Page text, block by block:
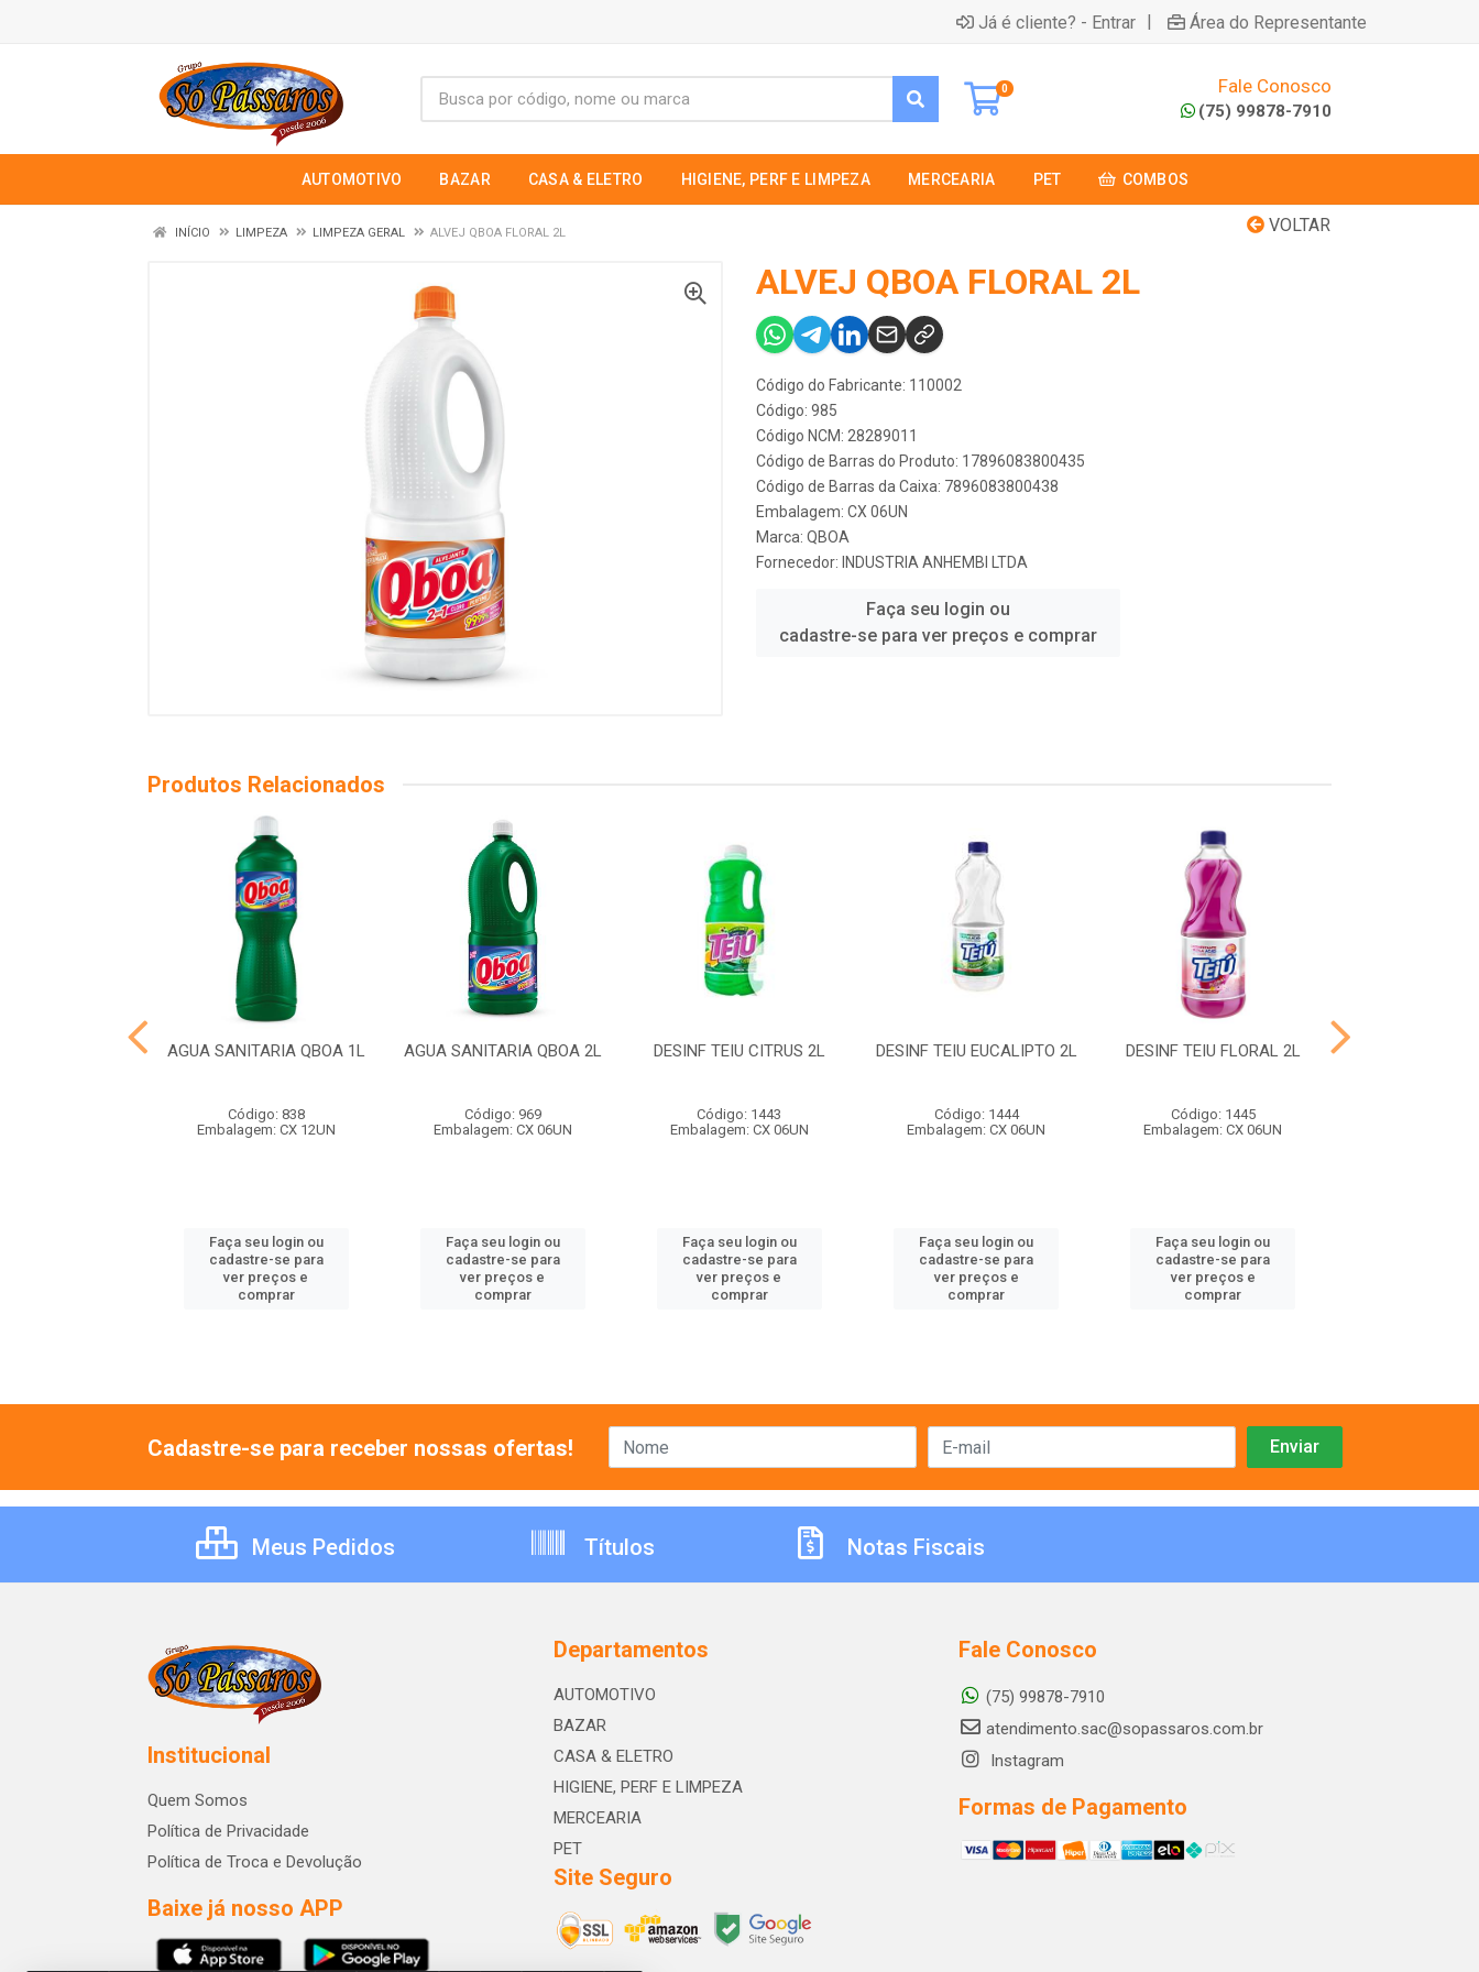
Já é cliente? - Entrar | Área do Representante
0 Fale Conosco
(75) 99878-7910
AUTOMOTIVO BAZAR CASA & ELETRO HIGIENE, PERF E LIMPEZA MERCEARIA PET COMBOS
VOLTAR
INÍCIO LIMPEZA LIMPEZA GERAL ALVEJ QBOA FLORAL 2L
ALVEJ QBOA FLORAL 2L
Código do Fabricante: 110002
Código: 985
Código NCM: 28289011
Código de Barras do Produto: 17896083800435
Código de Barras da Caixa: 7896083800438
Embalagem: CX 06UN
Marca: QBOA
Fornecedor: INDUSTRIA ANHEMBI LTDA
Faça seu login ou
cadastre-se para ver preços e comprar
Produtos Relacionados
AGUA SANITARIA QBOA 1L
Código: 838
Embalagem: CX 12UN
Faça seu login ou
cadastre-se para
ver preços e
comprar
AGUA SANITARIA QBOA 2L
Código: 969
Embalagem: CX 06UN
Faça seu login ou
cadastre-se para
ver preços e
comprar
DESINF TEIU CITRUS 2L
Código: 1443
Embalagem: CX 06UN
Faça seu login ou
cadastre-se para
ver preços e
comprar
DESINF TEIU EUCALIPTO 2L
Código: 1444
Embalagem: CX 06UN
Faça seu login ou
cadastre-se para
ver preços e
comprar
DESINF TEIU FLORAL 2L
Código: 1445
Embalagem: CX 06UN
Faça seu login ou
cadastre-se para
ver preços e
comprar
Cadastre-se para receber nossas ofertas!
Meus Pedidos Títulos Notas Fiscais
Institucional
Quem Somos
Política de Privacidade
Política de Troca e Devolução
Baixe já nosso APP
Departamentos
AUTOMOTIVO
BAZAR
CASA & ELETRO
HIGIENE, PERF E LIMPEZA
MERCEARIA
PET
Site Seguro
Fale Conosco
(75) 99878-7910
atendimento.sac@sopassaros.com.br
Instagram
Formas de Pagamento